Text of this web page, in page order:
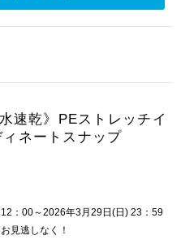
速乾》PEストレッチイ
ネートスナップ
：00～2026年3月29日(日) 23：59
見逃しなく！